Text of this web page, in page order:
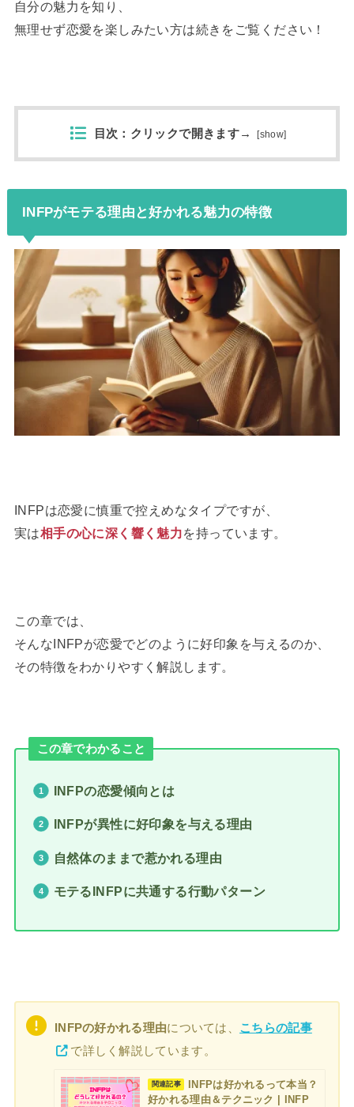
自分の魅力を知り、
無理せず恋愛を楽しみたい方は続きをご覧ください！
目次：クリックで開きます→ [show]
INFPがモテる理由と好かれる魅力の特徴
INFPは恋愛に慎重で控えめなタイプですが、
実は相手の心に深く響く魅力を持っています。
この章では、
そんなINFPが恋愛でどのように好印象を与えるのか、
その特徴をわかりやすく解説します。
この章でわかること
INFPの恋愛傾向とは
INFPが異性に好印象を与える理由
自然体のままで惹かれる理由
モテるINFPに共通する行動パターン
INFPの好かれる理由については、 こちらの記事
で詳しく解説しています。
関連記事
INFPは好かれるって本当？
好かれる理由＆テクニック | INFP